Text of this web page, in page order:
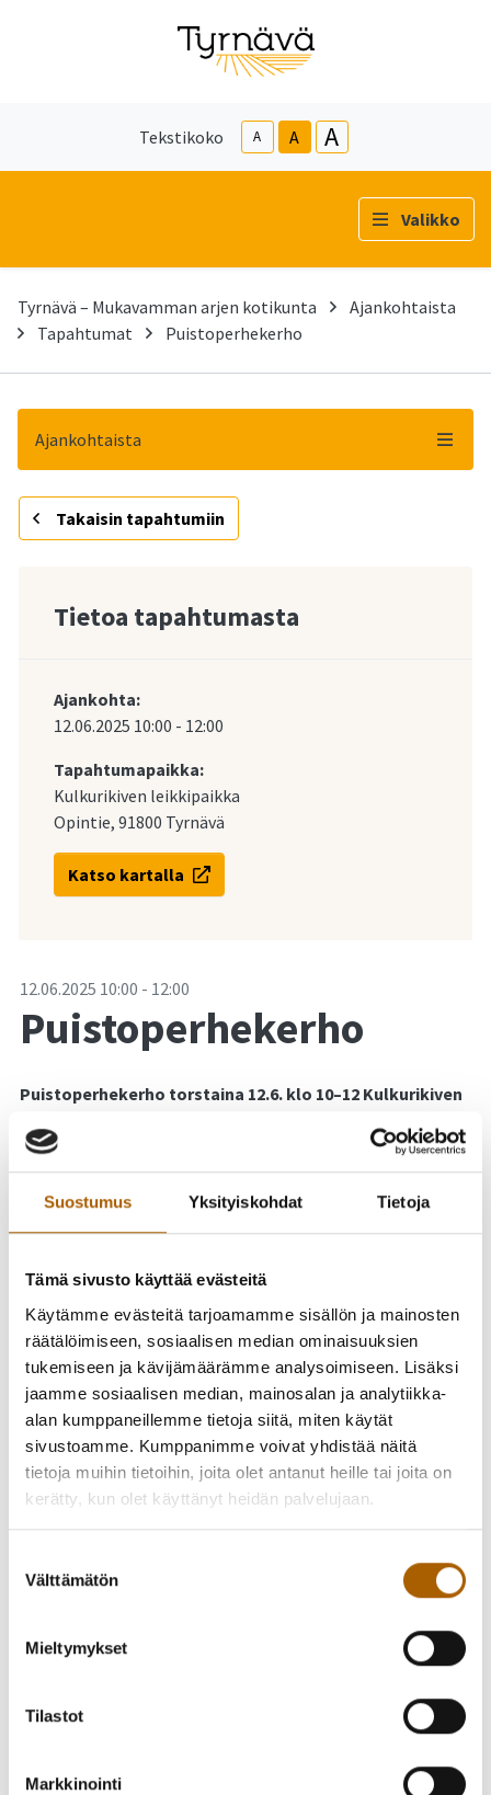
Suostumus Yksityiskohdat Tietoja
Tämä sivusto käyttää evästeitä
Käytämme evästeitä tarjoamamme sisällön ja mainosten
räätälöimiseen, sosiaalisen median ominaisuuksien
tukemiseen ja kävijämäärämme analysoimiseen. Lisäksi
jaamme sosiaalisen median, mainosalan ja analytiikka-
alan kumppaneillemme tietoja siitä, miten käytät
sivustoamme. Kumppanimme voivat yhdistää näitä
tietoja muihin tietoihin, joita olet antanut heille tai joita on
kerätty, kun olet käyttänyt heidän palvelujaan.
valinta
Välttämätön
Mieltymykset
Tilastot
Markkinointi
Tekstikoko A A A
Valikko
Tyrnävä – Mukavamman arjen kotikunta
Ajankohtaista
Tapahtumat
Puistoperhekerho
Ajankohtaista
Takaisin tapahtumiin
Tietoa tapahtumasta
Ajankohta:
12.06.2025 10:00 - 12:00
Tapahtumapaikka:
Kulkurikiven leikkipaikka
Opintie, 91800 Tyrnävä
Katso kartalla
-12.06.2025 10:00 - 12:00
Puistoperhekerho
Puistoperhekerho torstaina 12.6. klo 10–12 Kulkurikiven
Puistoperhekerho on avoin kerho, jonne lapsiperheet voivat
kokoontua ulkoilemaan yhdessä. Paikalla seurakunnan